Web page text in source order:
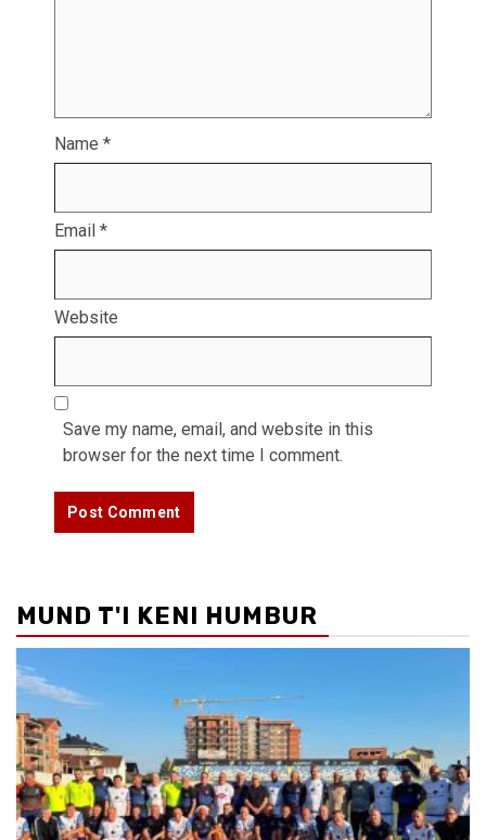
Name *
Email *
Website
Save my name, email, and website in this
browser for the next time I comment.
MUND T'I KENI HUMBUR